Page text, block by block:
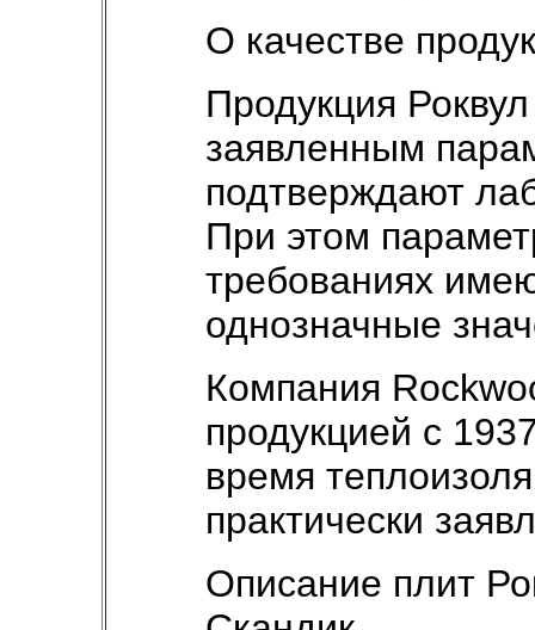
О качестве
Продукция Роквул
заявленным
подтверждают
При этом
требованиях
однозначные
Компания
продукцией с
время
практически
Описание плит